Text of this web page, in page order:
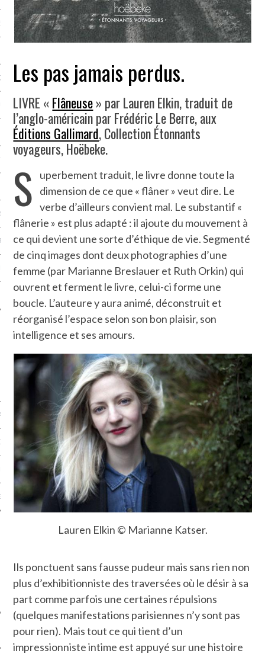
EN VOD
CARAVELLE
PODCAST
Les pas jamais perdus.
LIVRE « Flâneuse» par Lauren Elkin, traduit de
l’anglo-américain par Frédéric Le Berre, aux
Éditions Gallimard, Collection Étonnants
voyageurs, Hoëbeke.
S
uperbement traduit, le livre donne toute la
dimension de ce que « flâner » veut dire. Le
verbe d’ailleurs convient mal. Le substantif «
flânerie » est plus adapté : il ajoute du mouvement à
ce qui devient une sorte d’éthique de vie. Segmenté
de cinq images dont deux photographies d’une
femme (par Marianne Breslauer et Ruth Orkin) qui
ouvrent et ferment le livre, celui-ci forme une
boucle. L’auteure y aura animé, déconstruit et
réorganisé l’espace selon son bon plaisir, son
intelligence et ses amours.
Lauren Elkin © Marianne Katser.
Ils ponctuent sans fausse pudeur mais sans rien non
plus d’exhibitionniste des traversées où le désir à sa
part comme parfois une certaines répulsions
(quelques manifestations parisiennes n’y sont pas
pour rien). Mais tout ce qui tient d’un
impressionniste intime est appuyé sur une histoire